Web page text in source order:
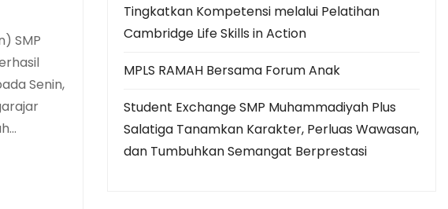
SMP
Senin,
Tingkatkan Kompetensi melalui Pelatihan
Cambridge Life Skills in Action
MPLS RAMAH Bersama Forum Anak
Student Exchange SMP Muhammadiyah Plus
Salatiga Tanamkan Karakter, Perluas Wawasan,
dan Tumbuhkan Semangat Berprestasi